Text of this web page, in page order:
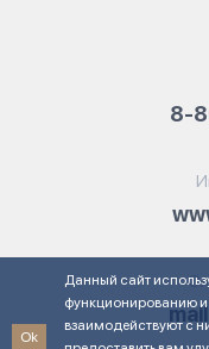
8-
Ok
Данный сайт
функционированию и
взаимодействуют с